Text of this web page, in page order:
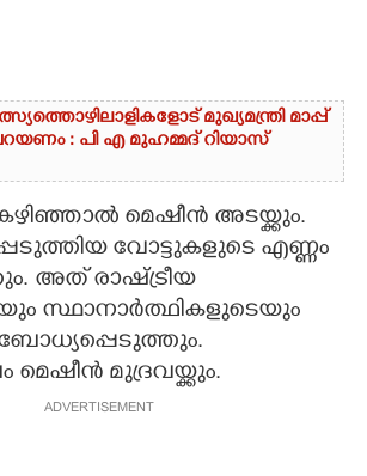
മുഖ്യമന്ത്രി മാപ്പ്
: പി എ മുഹമ്മദ് റിയാസ്
മെഷീൻ അടയ്ക്കും.
വോട്ടുകളുടെ എണ്ണം
അത് രാഷ്ട്രീയ
സ്ഥാനാർത്ഥികളുടെയും
മുദ്രവയ്ക്കും.
ADVERTISEMENT